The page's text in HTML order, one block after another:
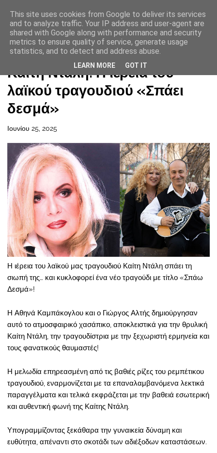
Αρχική σελίδα
Καίτη Ντάλη: Η ιέρεια του
λαϊκού τραγουδιού «Σπάει
δεσμά»
Ιουνίου 25, 2025
Η ιέρεια του λαϊκού μας τραγουδιού Καίτη Ντάλη σπάει τη
σιωπή της… και κυκλοφορεί ένα νέο τραγούδι με τίτλο «Σπάω
Δεσμά»!
Η Αθηνά Καμπάκογλου και ο Γιώργος Αλτής δημιούργησαν
αυτό το ατμοσφαιρικό χασάπικο, αποκλειστικά για την θρυλική
Καίτη Ντάλη, την τραγουδίστρια με την ξεχωριστή ερμηνεία και
τους φανατικούς θαυμαστές!
Η μελωδία επηρεασμένη από τις βαθιές ρίζες του ρεμπέτικου
τραγουδιού, εναρμονίζεται με τα επαναλαμβανόμενα λεκτικά
παραγγέλματα και τελικά εκφράζεται με την βαθειά εσωτερική
και αυθεντική φωνή της Καίτης Ντάλη.
Υπογραμμίζοντας ξεκάθαρα την γυναικεία δύναμη και
ευθύτητα, απέναντι στο σκοτάδι των αδιέξοδων καταστάσεων.
This site uses cookies from Google to deliver its services
and to analyze traffic. Your IP address and user-agent are
shared with Google along with performance and security
metrics to ensure quality of service, generate usage
statistics, and to detect and address abuse.
LEARN MORE GOT IT